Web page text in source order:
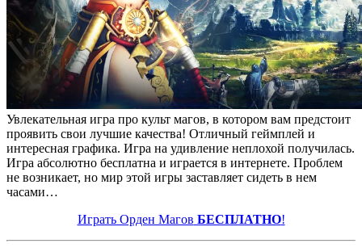
Увлекательная игра про культ магов, в котором вам предстоит
проявить свои лучшие качества! Отличный геймплей и
интересная графика. Игра на удивление неплохой получилась.
Игра абсолютно бесплатна и играется в интернете. Проблем
не возникает, но мир этой игры заставляет сидеть в нем
часами…
Играть Орден Магов БЕСПЛАТНО!